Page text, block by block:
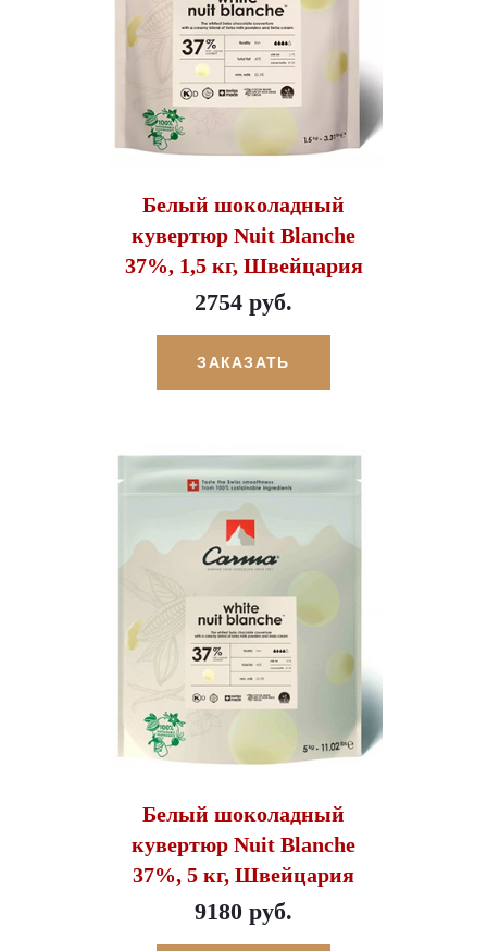
Белый шоколадный
кувертюр Nuit Blanche
37%, 1,5 кг, Швейцария
2754 руб.
ЗАКАЗАТЬ
Белый шоколадный
кувертюр Nuit Blanche
37%, 5 кг, Швейцария
9180 руб.